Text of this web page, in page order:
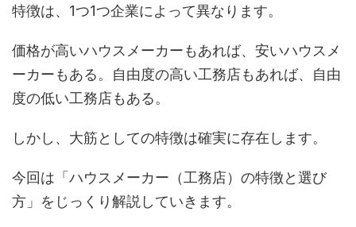
特徴は、1つ1つ企業によって異なります。
価格が高いハウスメーカーもあれば、安いハウスメ
ーカーもある。自由度の高い工務店もあれば、自由
度の低い工務店もある。
しかし、大筋としての特徴は確実に存在します。
今回は「ハウスメーカー（工務店）の特徴と選び
方」をじっくり解説していきます。